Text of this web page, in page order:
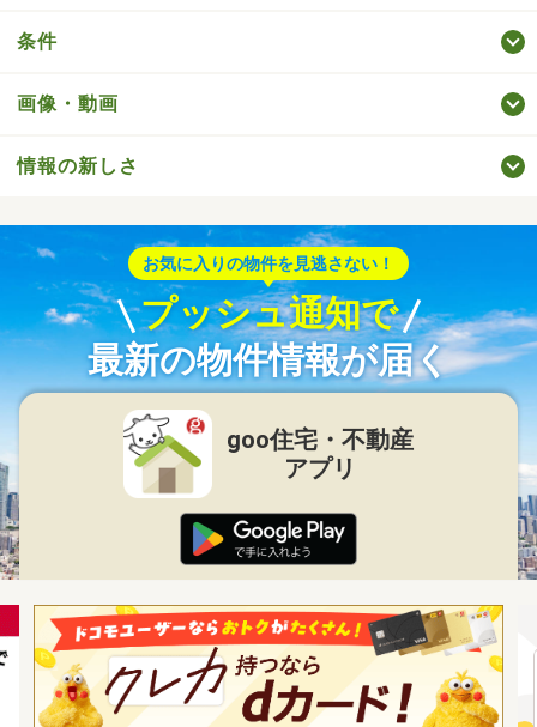
条件
画像・動画
情報の新しさ
お気に入りの物件を見逃さない！
プッシュ通知で
最新の物件情報が届く
goo住宅・不動産
アプリ